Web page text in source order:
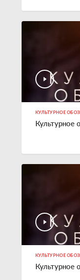
КУЛЬТУРНОЕ
Культурное
КУЛЬТУРНОЕ
Культурное